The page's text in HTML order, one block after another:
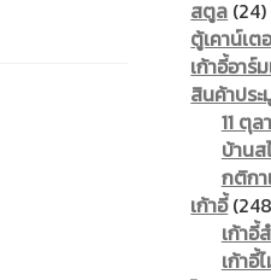
สตูล 2424
ตู้เคาน์เต
เก้าอี้อาร์
สินค้าประ
11 ตุ
บ้านส
กติกา
เก้าอี้ 248
เก้าอี้
เก้าอี้